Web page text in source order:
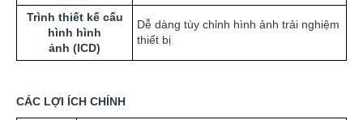
Trình thiết kế cấu
hình hình
ảnh (ICD)
Dễ dàng tùy chỉnh hình ảnh trải nghiệm
thiết bị
CÁC LỢI ÍCH CHÍNH